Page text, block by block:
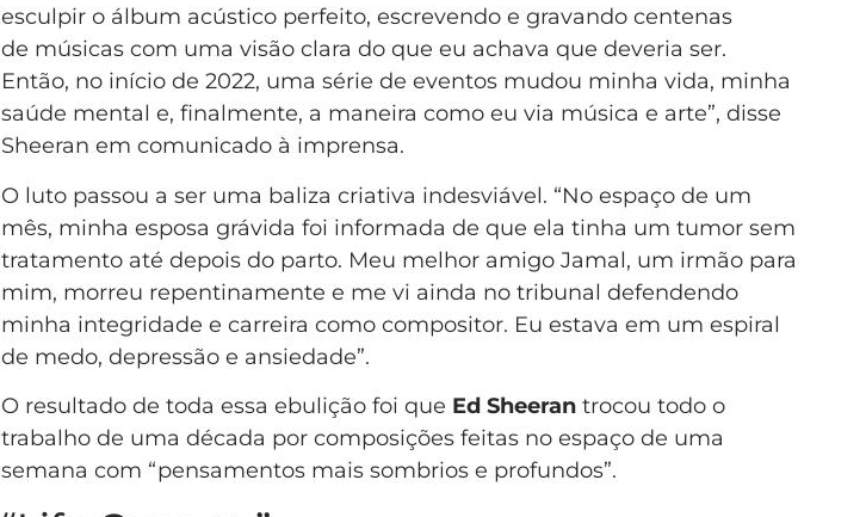
esculpir o álbum acústico perfeito, escrevendo e gravando centenas
de músicas com uma visão clara do que eu achava que deveria ser.
Então, no início de 2022, uma série de eventos mudou minha vida, minha
saúde mental e, finalmente, a maneira como eu via música e arte”, disse
Sheeran em comunicado à imprensa.
O luto passou a ser uma baliza criativa indesviável. “No espaço de um
mês, minha esposa grávida foi informada de que ela tinha um tumor sem
tratamento até depois do parto. Meu melhor amigo Jamal, um irmão para
mim, morreu repentinamente e me vi ainda no tribunal defendendo
minha integridade e carreira como compositor. Eu estava em um espiral
de medo, depressão e ansiedade”.
O resultado de toda essa ebulição foi que Ed Sheerantrocou todo o
trabalho de uma década por composições feitas no espaço de uma
semana com “pensamentos mais sombrios e profundos”.